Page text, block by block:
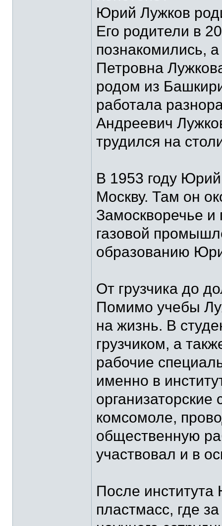
Юрий Лужков
Его родители в
познакомились,
Петровна
родом из
работала
Андреевич
трудился на
В 1953 году
Москву. Там он
Замоскворечье и
газовой
образованию
От грузчика до
Помимо учебы
на жизнь. В
грузчиком, а
рабочие
именно в
комсомоле,
общественную
участвовал и в
После
пластмасс, где